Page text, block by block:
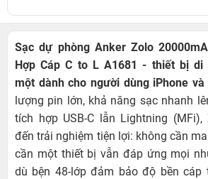
Sạc dự phòng Anker Zolo
Hợp Cáp C to L A1681 - thiết bị di
một dành cho người dùng iPhone và
lượng pin lớn, khả năng sạc nhanh
tích hợp USB‑C lẫn Lightning
đến trải nghiệm tiện lợi: không cần
cần một thiết bị vẫn đáp ứng mọi
dù bện 48‑lớp đảm bảo độ bền cáp